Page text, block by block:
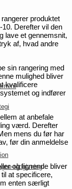
rådgivning
produktet
Derefter vil den
lave et gennemsnit,
af, hvad andre
sin rangering med
mulighed bliver
kvalificere
og indfører
at anbefale
værd. Derefter
mens du før har
før din anmeldelse
og lignende bliver
at specificere,
enten særligt